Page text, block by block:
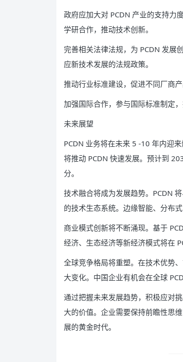
政府应加大对 PCDN 产业的支持力
学研合作，推动技术创新。
完善相关法律法规，为 PCDN 发展
应新技术发展的法规政策。
推动行业标准建设，促进不同厂商
加强国际合作，参与国际标准制定
未来展望
PCDN 业务将在未来 5 -10 年内迎
将推动 PCDN 快速发展。预计到
分。
技术融合将成为发展趋势。PCDN
的技术生态系统。边缘智能、分布
商业模式创新将不断涌现。基于
经济、生态经济等新经济模式将在
全球竞争格局将重塑。在技术优势
大变化。中国企业有机会在全球
通过把握未来发展趋势，积极应对
大的价值。企业需要保持前瞻性思
展的黄金时代。